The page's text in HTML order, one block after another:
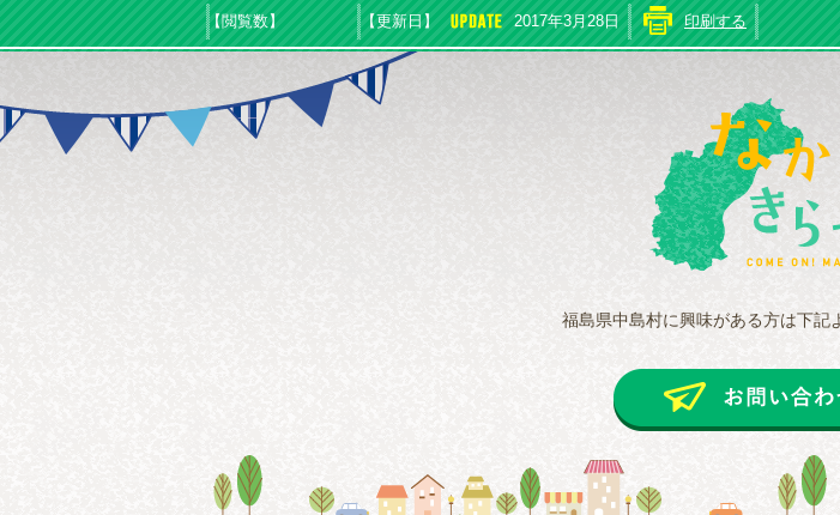
【閲覧数】 【更新日】 2017年3月28日 印刷する
福島県中島村に興味がある方は下記